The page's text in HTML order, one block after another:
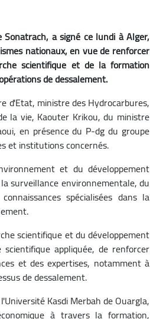
a signé ce lundi à Alger,
nationaux, en vue de renforcer
scientifique et de la formation
de dessalement.
d'Etat, ministre des Hydrocarbures,
la vie, Kaouter Krikou, du ministre
en présence du P-dg du groupe
et institutions concernés.
et du développement
surveillance environnementale, du
spécialisées dans la
scientifique et du développement
appliquée, de renforcer
et des expertises, notamment à
de dessalement.
Kasdi Merbah de Ouargla,
à travers la formation,